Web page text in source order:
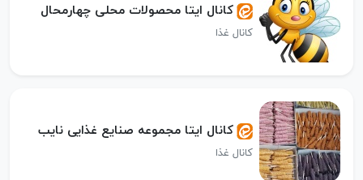
کانال ایتا محصولات محلی چهارمحال
کانال غذا
کانال ایتا مجموعه صنایع غذایی نایب
کانال غذا